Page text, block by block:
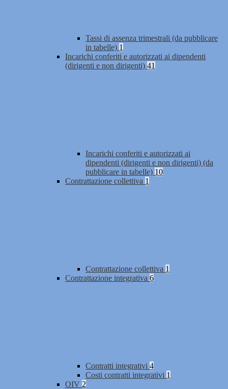
Tassi di assenza trimestrali (da pubblicare
in tabelle) 1
Incarichi conferiti e autorizzati ai dipendenti
(dirigenti e non dirigenti) 41
Incarichi conferiti e autorizzati ai
dipendenti (dirigenti e non dirigenti) (da
pubblicare in tabelle) 10
Contrattazione collettiva 1
Contrattazione collettiva 1
Contrattazione integrativa 6
Contratti integrativi 4
Costi contratti integrativi 1
OIV 2